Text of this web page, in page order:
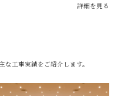
詳細を見る
工事実績をご紹介します。